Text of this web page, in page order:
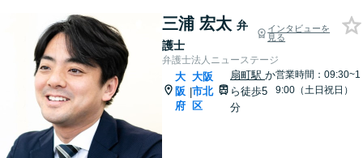
三浦 宏太 弁
護士
インタビューを
見る
弁護士法人ニューステージ
大
阪
府
|
大阪
市北
区
扇町駅か
ら徒歩5
分
営業時間：09:30~1
9:00（土日祝日）